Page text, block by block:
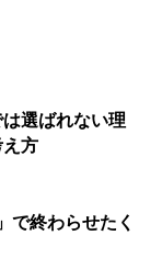
選ばれない理
方
で終わらせたく